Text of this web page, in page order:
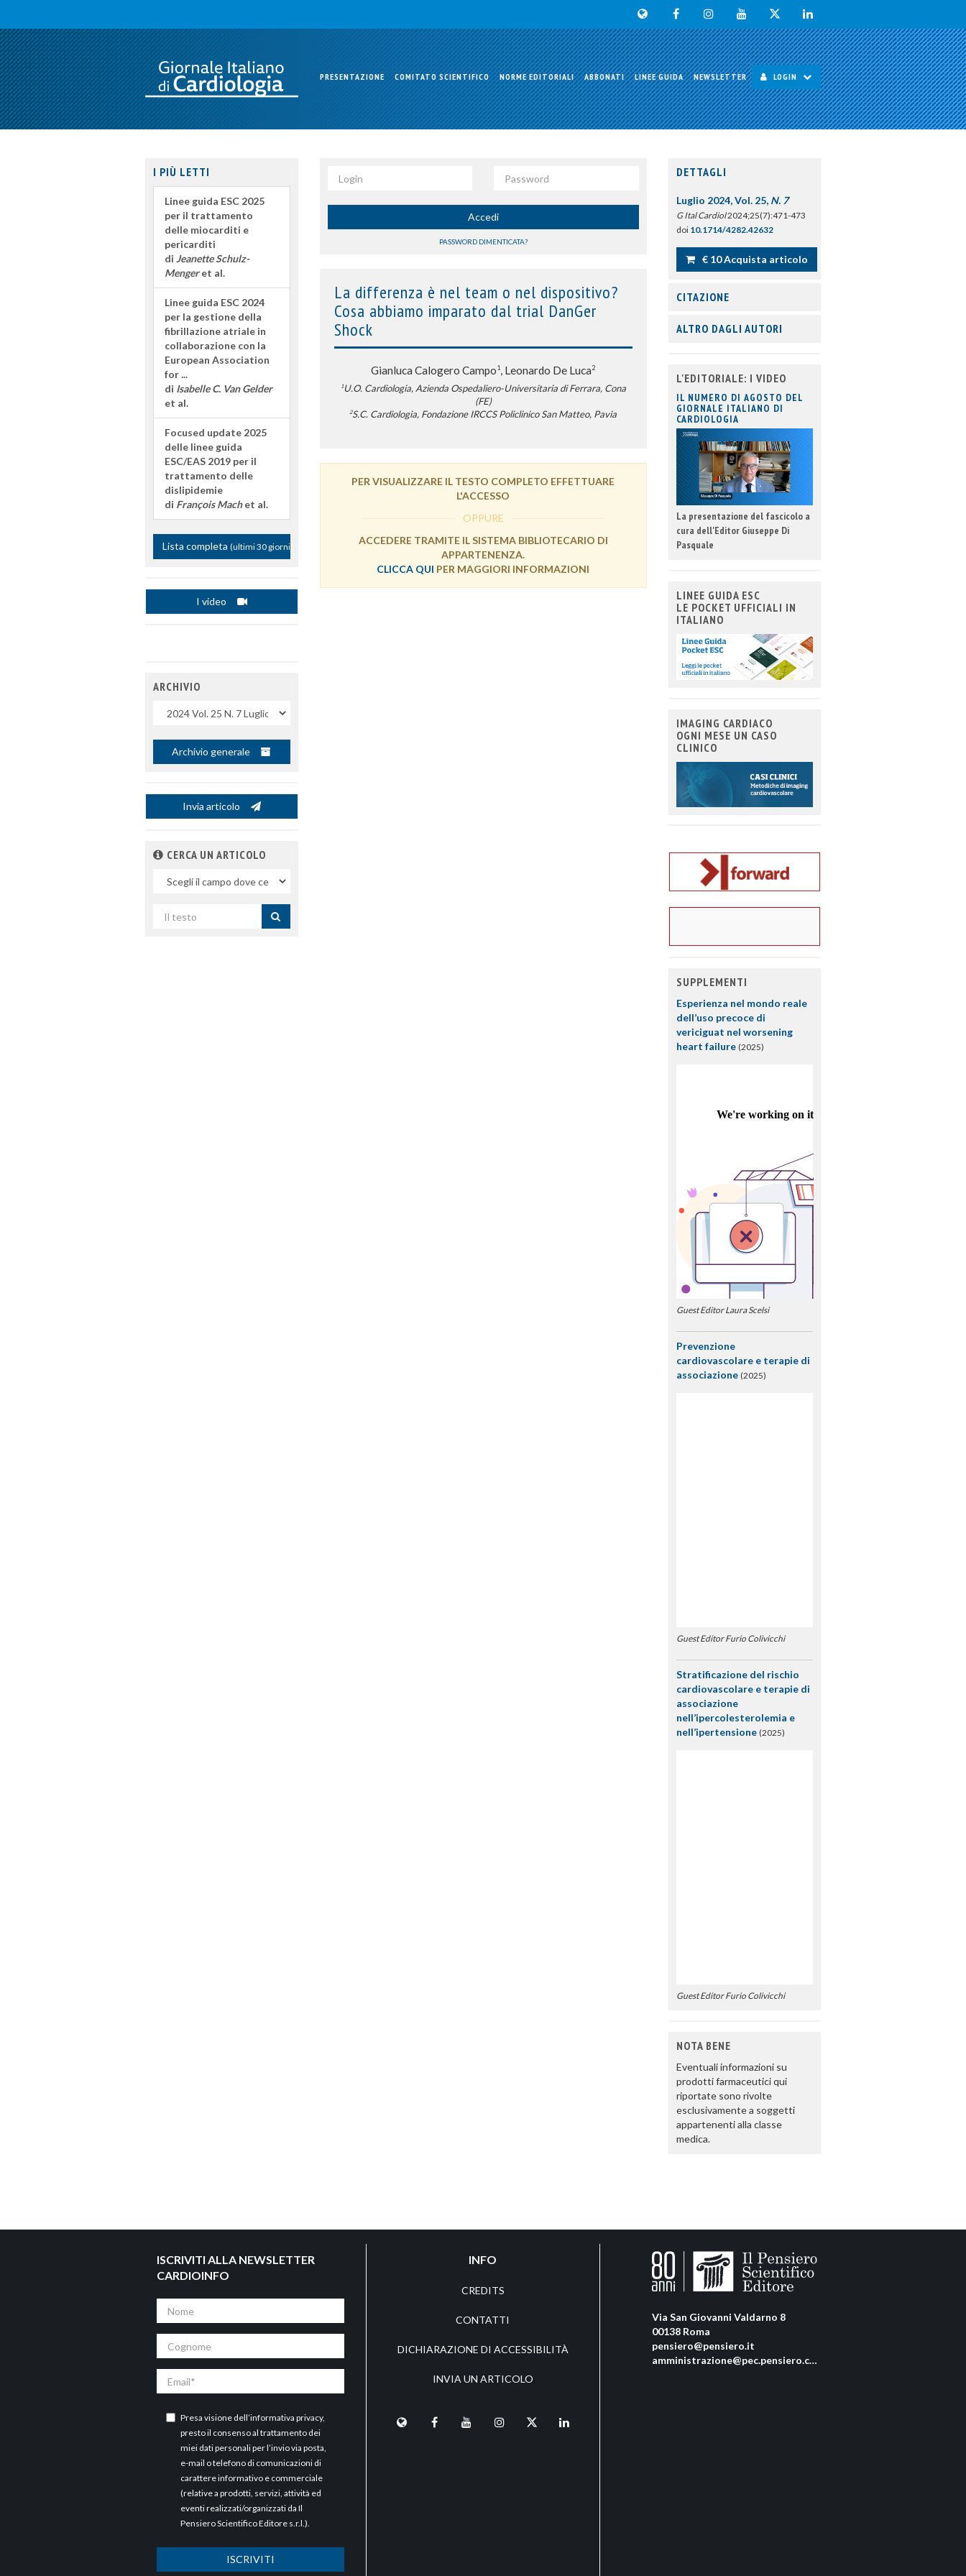
PRESENTAZIONE COMITATO SCIENTIFICO NORME EDITORIALI ABBONATI LINEE GUIDA NEWSLETTER LOGIN
Accedi
PASSWORD DIMENTICATA?
La differenza è nel team o nel dispositivo?
Cosa abbiamo imparato dal trial DanGer
Shock
Gianluca Calogero Campo1, Leonardo De Luca2
1U.O. Cardiologia, Azienda Ospedaliero-Universitaria di Ferrara, Cona
(FE)
2S.C. Cardiologia, Fondazione IRCCS Policlinico San Matteo, Pavia
PER VISUALIZZARE IL TESTO COMPLETO EFFETTUARE
L'ACCESSO
OPPURE
ACCEDERE TRAMITE IL SISTEMA BIBLIOTECARIO DI
APPARTENENZA.
CLICCA QUI PER MAGGIORI INFORMAZIONI
I PIÙ LETTI
Linee guida ESC 2025
per il trattamento
delle miocarditi e
pericarditi
di Jeanette Schulz-
Mengeret al.
Linee guida ESC 2024
per la gestione della
fibrillazione atriale in
collaborazione con la
European Association
for ...
di Isabelle C. Van Gelder
et al.
Focused update 2025
delle linee guida
ESC/EAS 2019 per il
trattamento delle
dislipidemie
di François Machet al.
Lista completa (ultimi 30 giorni)
I video
ARCHIVIO
Archivio generale
Invia articolo
CERCA UN ARTICOLO
campo
per
DETTAGLI
Luglio 2024, Vol. 25, N. 7
G Ital Cardiol2024;25(7):471-473
doi 10.1714/4282.42632
€ 10 Acquista articolo
CITAZIONE
ALTRO DAGLI AUTORI
L'EDITORIALE: I VIDEO
IL NUMERO DI AGOSTO DEL
GIORNALE ITALIANO DI
CARDIOLOGIA
La presentazione del fascicolo a
cura dell'Editor Giuseppe Di
Pasquale
LINEE GUIDA ESC
LE POCKET UFFICIALI IN
ITALIANO
IMAGING CARDIACO
OGNI MESE UN CASO
CLINICO
SUPPLEMENTI
Esperienza nel mondo reale
dell’uso precoce di
vericiguat nel worsening
heart failure (2025)
Guest Editor Laura Scelsi
Prevenzione
cardiovascolare e terapie di
associazione (2025)
Guest Editor Furio Colivicchi
Stratificazione del rischio
cardiovascolare e terapie di
associazione
nell’ipercolesterolemia e
nell’ipertensione (2025)
Guest Editor Furio Colivicchi
NOTA BENE
Eventuali informazioni su
prodotti farmaceutici qui
riportate sono rivolte
esclusivamente a soggetti
appartenenti alla classe
medica.
ISCRIVITI ALLA NEWSLETTER
CARDIOINFO
Presa visione dell’informativa privacy,
presto il consenso al trattamento dei
miei dati personali per l’invio via posta,
e-mail o telefono di comunicazioni di
carattere informativo e commerciale
(relative a prodotti, servizi, attività ed
eventi realizzati/organizzati da Il
Pensiero Scientifico Editore s.r.l.).
ISCRIVITI
INFO
CREDITS
CONTATTI
DICHIARAZIONE DI ACCESSIBILITÀ
INVIA UN ARTICOLO
Via San Giovanni Valdarno 8
00138 Roma
pensiero@pensiero.it
amministrazione@pec.pensiero.com